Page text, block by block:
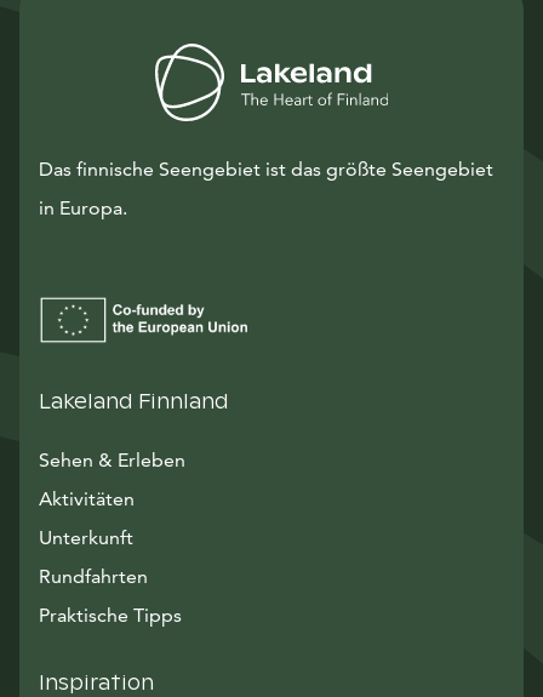
Das finnische Seengebiet ist das größte Seengebiet
in Europa.
Lakeland Finnland
Sehen & Erleben
Aktivitäten
Unterkunft
Rundfahrten
Praktische Tipps
Inspiration